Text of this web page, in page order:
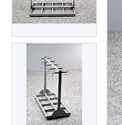
Про нас
Відгуки
Часті запитання
Доставка та оплата